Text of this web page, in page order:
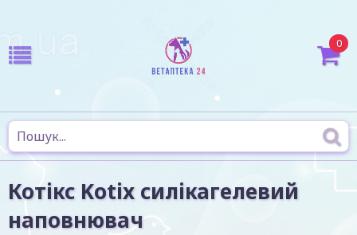
0
Котікс Kotix силікагелевий
наповнювач